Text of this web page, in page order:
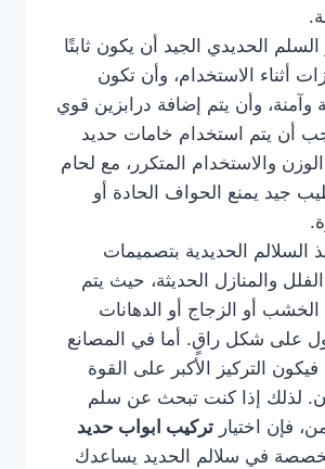
الحديدي الجيد أن يكون ثابتًا
أثناء الاستخدام، وأن تكون
وآمنة، وأن يتم إضافة درابزين قوي
أن يتم استخدام خامات حديد
والاستخدام المتكرر، مع لحام
جيد يمنع الحواف الحادة أو
السلالم الحديدية بتصميمات
والمنازل الحديثة، حيث يتم
أو الزجاج أو الدهانات
على شكل راقٍ. أما في المصانع
التركيز الأكبر على القوة
لذلك إذا كنت تبحث عن سلم
فإن اختيار تركيب ابواب حديد
في سلالم الحديد يساعدك